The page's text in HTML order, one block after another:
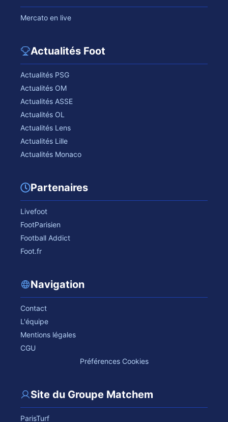
Mercato en live
Actualités Foot
Actualités PSG
Actualités OM
Actualités ASSE
Actualités OL
Actualités Lens
Actualités Lille
Actualités Monaco
Partenaires
Livefoot
FootParisien
Football Addict
Foot.fr
Navigation
Contact
L'équipe
Mentions légales
CGU
Préférences Cookies
Site du Groupe Matchem
ParisTurf